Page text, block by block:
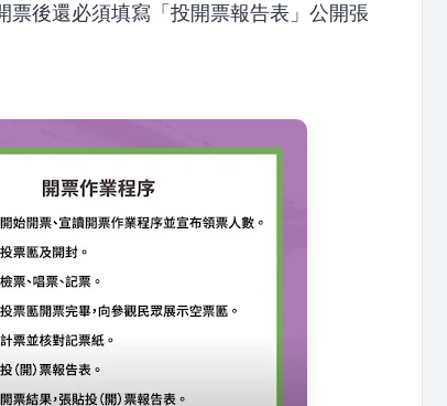
票後還必須填寫「投開票報告表」公開張